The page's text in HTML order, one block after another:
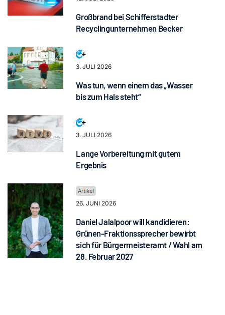
Großbrand bei Schifferstadter
Recyclingunternehmen Becker
3. JULI 2026
Was tun, wenn einem das „Wasser
bis zum Hals steht“
3. JULI 2026
Lange Vorbereitung mit gutem
Ergebnis
26. JUNI 2026
Daniel Jalalpoor will kandidieren:
Grünen-Fraktionssprecher bewirbt
sich für Bürgermeisteramt / Wahl am
28. Februar 2027